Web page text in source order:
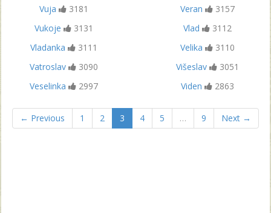
Vuja
3181 Veran
3157
Vukoje
3131 Vlad
3112
Vladanka
3111 Velika
3110
Vatroslav
3090 Višeslav
3051
Veselinka
2997 Viden 2863
← Previous 1 2 3 4 5 … 9 Next →